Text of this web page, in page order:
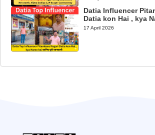
Datia Influencer
Datia kon Hai , kya
17 April 2026